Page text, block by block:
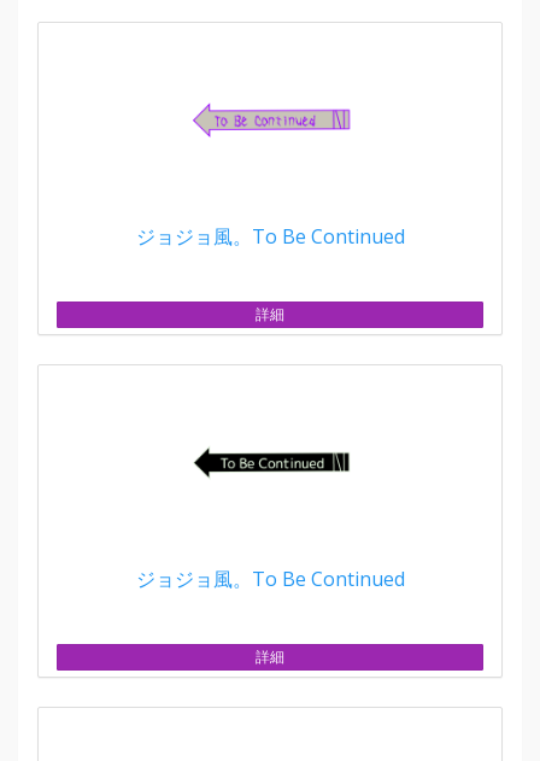
ジョジョ風。To Be Continued
詳細
ジョジョ風。To Be Continued
詳細